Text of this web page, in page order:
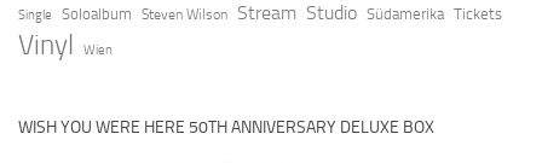
Single Soloalbum Steven Wilson Stream Studio Südamerika Tickets
Vinyl Wien
WISH YOU WERE HERE 50TH ANNIVERSARY DELUXE BOX